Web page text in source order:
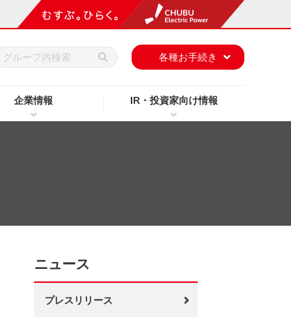
企業情報 IR・投資家向け情報
各種お手続き
ニュース
プレスリリース